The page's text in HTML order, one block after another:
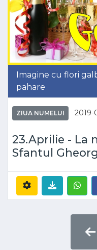
Imagine cu flori
pahare
ZIUA NUMELUI 2019-
23.Aprilie - La
Sfantul